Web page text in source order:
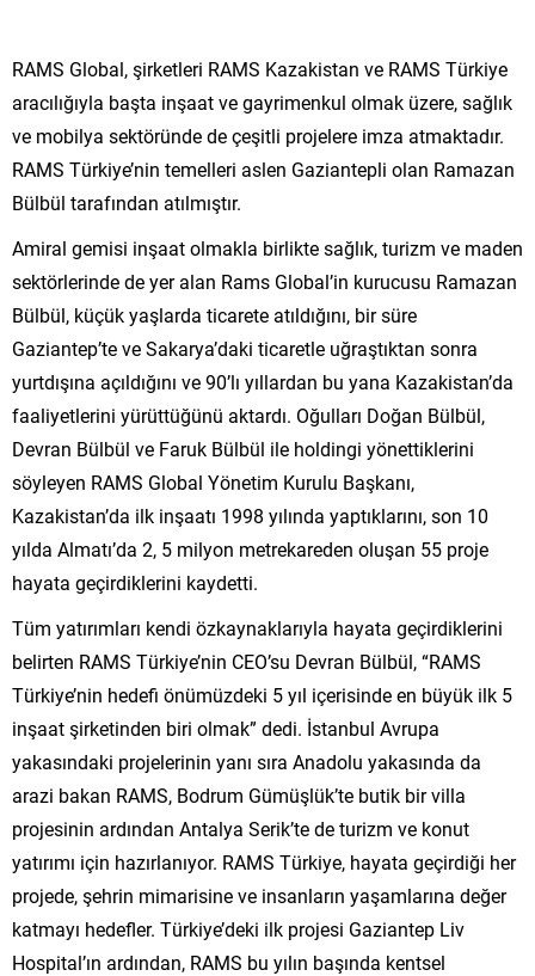
RAMS Global, şirketleri RAMS Kazakistan ve RAMS Türkiye
aracılığıyla başta inşaat ve gayrimenkul olmak üzere, sağlık
ve mobilya sektöründe de çeşitli projelere imza atmaktadır.
RAMS Türkiye’nin temelleri aslen Gaziantepli olan Ramazan
Bülbül tarafından atılmıştır.
Amiral gemisi inşaat olmakla birlikte sağlık, turizm ve maden
sektörlerinde de yer alan Rams Global’in kurucusu Ramazan
Bülbül, küçük yaşlarda ticarete atıldığını, bir süre
Gaziantep’te ve Sakarya’daki ticaretle uğraştıktan sonra
yurtdışına açıldığını ve 90’lı yıllardan bu yana Kazakistan’da
faaliyetlerini yürüttüğünü aktardı. Oğulları Doğan Bülbül,
Devran Bülbül ve Faruk Bülbül ile holdingi yönettiklerini
söyleyen RAMS Global Yönetim Kurulu Başkanı,
Kazakistan’da ilk inşaatı 1998 yılında yaptıklarını, son 10
yılda Almatı’da 2, 5 milyon metrekareden oluşan 55 proje
hayata geçirdiklerini kaydetti.
Tüm yatırımları kendi özkaynaklarıyla hayata geçirdiklerini
belirten RAMS Türkiye’nin CEO’su Devran Bülbül, “RAMS
Türkiye’nin hedefi önümüzdeki 5 yıl içerisinde en büyük ilk 5
inşaat şirketinden biri olmak” dedi. İstanbul Avrupa
yakasındaki projelerinin yanı sıra Anadolu yakasında da
arazi bakan RAMS, Bodrum Gümüşlük’te butik bir villa
projesinin ardından Antalya Serik’te de turizm ve konut
yatırımı için hazırlanıyor. RAMS Türkiye, hayata geçirdiği her
projede, şehrin mimarisine ve insanların yaşamlarına değer
katmayı hedefler. Türkiye’deki ilk projesi Gaziantep Liv
Hospital’ın ardından, RAMS bu yılın başında kentsel